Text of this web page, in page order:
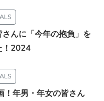
んに「今年の抱負」を
！2024
！年男・年女の皆さん